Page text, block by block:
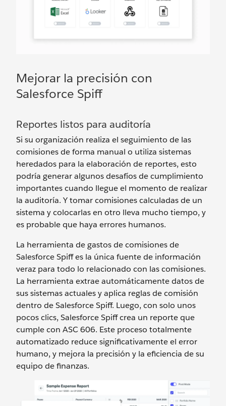
Mejorar la precisión con
Salesforce Spiff
Reportes listos para auditoría
Si su organización realiza el seguimiento de las
comisiones de forma manual o utiliza sistemas
heredados para la elaboración de reportes, esto
podría generar algunos desafíos de cumplimiento
importantes cuando llegue el momento de realizar
la auditoría. Y tomar comisiones calculadas de un
sistema y colocarlas en otro lleva mucho tiempo, y
es probable que haya errores humanos.
La herramienta de gastos de comisiones de
Salesforce Spiff es la única fuente de información
veraz para todo lo relacionado con las comisiones.
La herramienta extrae automáticamente datos de
sus sistemas actuales y aplica reglas de comisión
dentro de Salesforce Spiff. Luego, con solo unos
pocos clics, Salesforce Spiff crea un reporte que
cumple con ASC 606. Este proceso totalmente
automatizado reduce significativamente el error
humano, y mejora la precisión y la eficiencia de su
equipo de finanzas.